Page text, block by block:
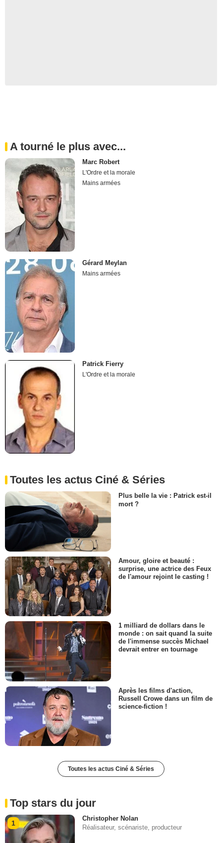
A tourné le plus avec...
Marc Robert
L'Ordre et la morale
Mains armées
Gérard Meylan
Mains armées
Patrick Fierry
L'Ordre et la morale
Toutes les actus Ciné & Séries
Plus belle la vie : Patrick est-il
mort ?
Amour, gloire et beauté :
surprise, une actrice des Feux
de l'amour rejoint le casting !
1 milliard de dollars dans le
monde : on sait quand la suite
de l'immense succès Michael
devrait entrer en tournage
Après les films d'action,
Russell Crowe dans un film de
science-fiction !
Toutes les actus Ciné & Séries
Top stars du jour
1
Christopher Nolan
Réalisateur, scénariste, producteur